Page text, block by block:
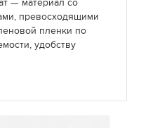
— материал со
превосходящими
пленки по
удобству